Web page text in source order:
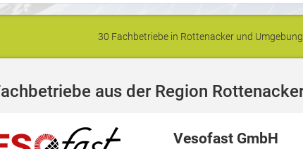
30 Fachbetriebe in Rottenacker und
aus der Region
Vesofast GmbH